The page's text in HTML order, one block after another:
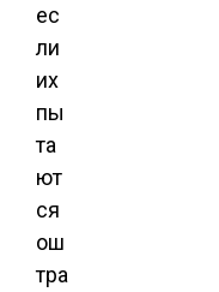
ес
ли
их
пы
та
ют
ся
ош
тра